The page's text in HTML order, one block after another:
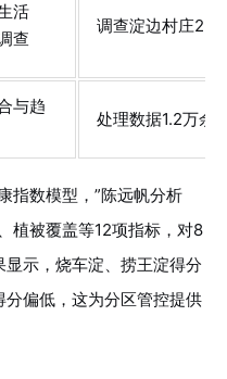
活
查
调查淀边村庄23
与趋
处理数据1.2万余
指数模型，”陈远帆分析
植被覆盖等12项指标，对8
示，烧车淀、捞王淀得分
偏低，这为分区管控提供